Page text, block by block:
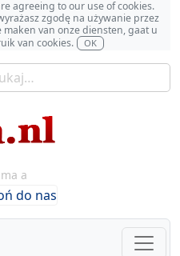
agreeing to our use of cookies.
zgodę na używanie przez
van onze diensten, gaat u
van cookies.
OK
a